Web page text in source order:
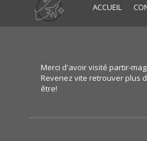
ACCUEIL
Merci d'avoir visité partir-
Revenez vite retrouver plus
être!